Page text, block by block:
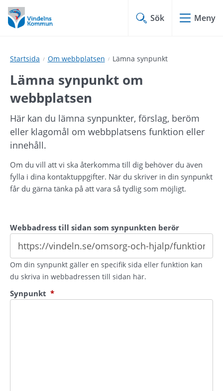
Hoppa
till
innehåll
Hoppa
till
undermeny
Sök Meny
Startsida Om webbplatsen Lämna synpunkt
Lämna synpunkt om
webbplatsen
Här kan du lämna synpunkter, förslag, beröm
eller klagomål om webbplatsens funktion eller
innehåll.
Om du vill att vi ska återkomma till dig behöver du även
fylla i dina kontaktuppgifter. När du skriver in din synpunkt
får du gärna tänka på att vara så tydlig som möjligt.
Webbadress till sidan som synpunkten berör
Om din synpunkt gäller en specifik sida eller funktion kan
du skriva in webbadressen till sidan här.
Synpunkt *(obligatorisk)